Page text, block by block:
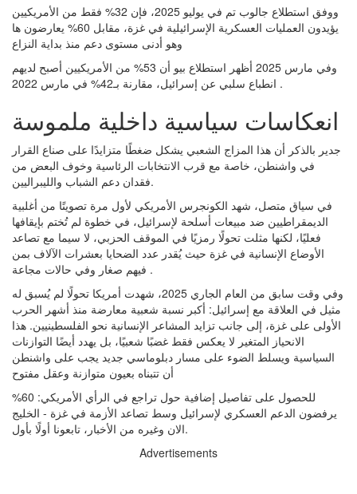
ووفق استطلاع جالوب تم في يوليو 2025، فإن 32% فقط من الأمريكيين
يؤيدون العمليات العسكرية الإسرائيلية في غزة، مقابل 60% يعارضون ها
وفي مارس 2025 أظهر استطلاع بيو أن 53% من الأمريكيين أصبح لديهم
انطباع سلبي عن إسرائيل، مقارنة بـ42% في مارس 2022 .
انعكاسات سياسية داخلية ملموسة
جدير بالذكر أن هذا المزاج الشعبي يشكل ضغطًا متزايدًا على صناع القرار
في واشنطن، خاصة مع قرب الانتخابات الرئاسية وخوف البعض من
فقدان دعم الشباب والليبراليين.
في سياق متصل، شهد الكونجرس الأمريكي لأول مرة تصويتًا من أغلبية
الديمقراطيين ضد مبيعات أسلحة لإسرائيل، في خطوة لم تُختم بإيقافها
فعليًا، لكنها مثلت تحولًا رمزيًا في الموقف الحزبي، لا سيما مع تصاعد
الأوضاع الإنسانية في غزة حيث يُقدر عدد الضحايا بعشرات الآلاف بمن
فيهم صغار وفي حالات مجاعة .
وفي وقت سابق من العام الجاري 2025، شهدت أمريكا تحولًا لم يُسبق له
مثيل في العلاقة مع إسرائيل: أكبر نسبة شعبية معارضة منذ أشهر الحرب
الأولى على غزة، إلى جانب تزايد المشاعر الإنسانية نحو الفلسطينيين. هذا
الانحياز المتغير لا يعكس فقط غضبًا شعبيًا، بل يهدد أيضًا التوازنات
السياسية ويسلط الضوء على مسار دبلوماسي جديد يجب على واشنطن
أن تتبناه بعيون متوازنة وعقل مفتوح
للحصول على تفاصيل إضافية حول تراجع في الرأي الأمريكي: 60%
يرفضون الدعم العسكري لإسرائيل وسط تصاعد الأزمة في غزة - الخليج
الان وغيره من الأخبار، تابعونا أولًا بأول.
Advertisements